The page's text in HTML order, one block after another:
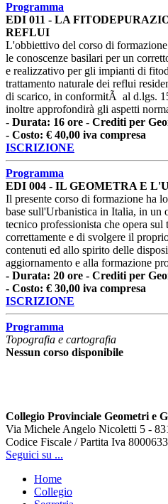
Programma
EDI 011 - LA
REFLUI
L'obbiettivo del corso di
le conoscenze basilari per un
e realizzativo per gli impianti di
trattamento naturale dei reflui
di scarico, in conformitÃ al d.lgs.
inoltre approfondirà gli aspetti
- Durata: 16 ore - Crediti per
- Costo: € 40,00 iva compresa
ISCRIZIONE
Programma
EDI 004 - IL GEOMETRA E
Il presente corso di formazione ha
base sull'Urbanistica in Italia, in un
tecnico professionista che opera
correttamente e di svolgere il
contenuti ed allo spirito delle
aggiornamento e alla formazione
- Durata: 20 ore - Crediti per
- Costo: € 30,00 iva compresa
ISCRIZIONE
Programma
Topografia e cartografia
Nessun corso disponibile
Collegio Provinciale Geometri e
Via Michele Angelo Nicoletti 5 -
Codice Fiscale / Partita Iva
Seguici su ...
Home
Collegio